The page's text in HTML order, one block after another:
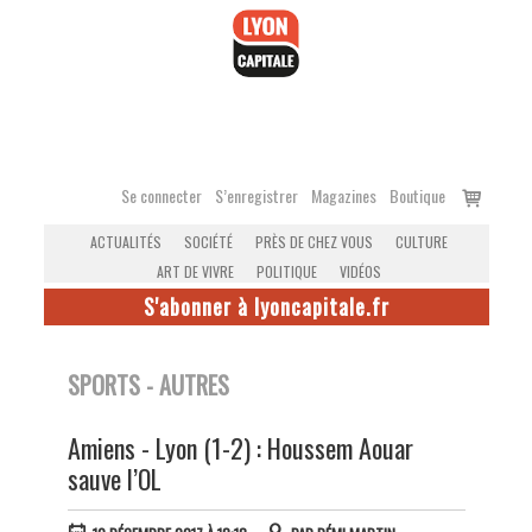
Se connecter S’enregistrer Magazines Boutique
Voir
ACTUALITÉS SOCIÉTÉ PRÈS DE CHEZ VOUS
CULTURE
ART DE VIVRE
POLITIQUE VIDÉOS
S'abonner à lyoncapitale.fr
SPORTS - AUTRES
Amiens - Lyon (1-2) : Houssem Aouar
sauve l’OL